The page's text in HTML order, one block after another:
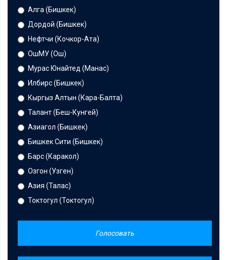
Алга (Бишкек)
Дордой (Бишкек)
Нефтчи (Кочкор-Ата)
ОшМУ (Ош)
Мурас Юнайтед (Манас)
Илбирс (Бишкек)
Кыргыз Алтын (Кара-Балта)
Талант (Беш-Кунгей)
Азиагол (Бишкек)
Бишкек Сити (Бишкек)
Барс (Каракол)
Озгон (Узген)
Азия (Талас)
Токтогул (Токтогул)
Голосовать